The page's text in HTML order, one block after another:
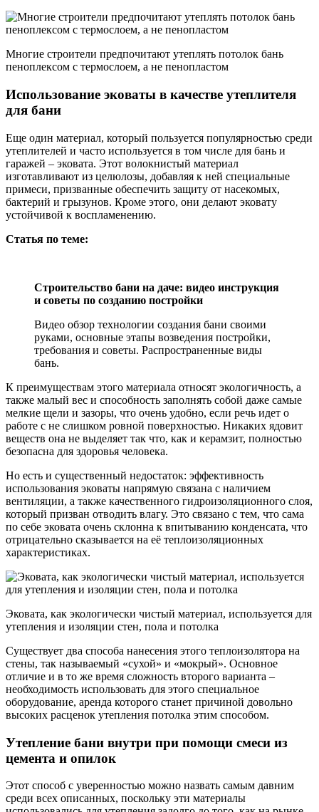
Многие строители предпочитают утеплять потолок бань
пеноплексом с термослоем, а не пенопластом
Использование эковаты в качестве утеплителя
для бани
Еще один материал, который пользуется популярностью среди
утеплителей и часто используется в том числе для бань и
гаражей – эковата. Этот волокнистый материал
изготавливают из целюлозы, добавляя к ней специальные
примеси, призванные обеспечить защиту от насекомых,
бактерий и грызунов. Кроме этого, они делают эковату
устойчивой к воспламенению.
Статья по теме:
Строительство бани на даче: видео инструкция
и советы по созданию постройки
Видео обзор технологии создания бани своими
руками, основные этапы возведения постройки,
требования и советы. Распространенные виды
бань.
К преимуществам этого материала относят экологичность, а
также малый вес и способность заполнять собой даже самые
мелкие щели и зазоры, что очень удобно, если речь идет о
работе с не слишком ровной поверхностью. Никаких ядовит
веществ она не выделяет так что, как и керамзит, полностью
безопасна для здоровья человека.
Но есть и существенный недостаток: эффективность
использования эковаты напрямую связана с наличием
вентиляции, а также качественного гидроизоляционного слоя,
который призван отводить влагу. Это связано с тем, что сама
по себе эковата очень склонна к впитыванию конденсата, что
отрицательно сказывается на её теплоизоляционных
характеристиках.
Эковата, как экологически чистый материал, используется для
утепления и изоляции стен, пола и потолка
Существует два способа нанесения этого теплоизолятора на
стены, так называемый «сухой» и «мокрый». Основное
отличие и в то же время сложность второго варианта –
необходимость использовать для этого специальное
оборудование, аренда которого станет причиной довольно
высоких расценок утепления потолка этим способом.
Утепление бани внутри при помощи смеси из
цемента и опилок
Этот способ с уверенностью можно назвать самым давним
среди всех описанных, поскольку эти материалы